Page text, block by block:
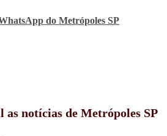
do Metrópoles SP
as notícias de Metrópoles SP